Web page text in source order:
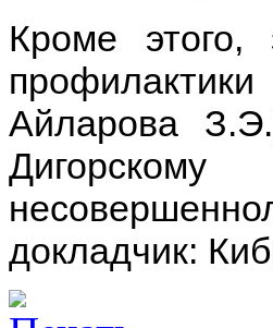
Кроме
Айларова
докладчик: